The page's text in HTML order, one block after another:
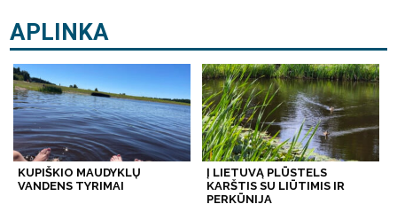
APLINKA
KUPIŠKIO MAUDYKLŲ
VANDENS TYRIMAI
Į LIETUVĄ PLŪSTELS
KARŠTIS SU LIŪTIMIS IR
PERKŪNIJA